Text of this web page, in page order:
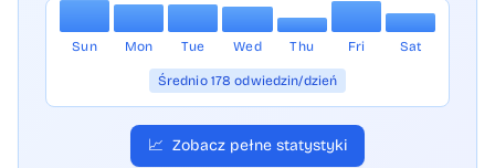
Sun Mon Tue Wed Thu Fri Sat
Średnio 178 odwiedzin/dzień
📈 Zobacz pełne statystyki